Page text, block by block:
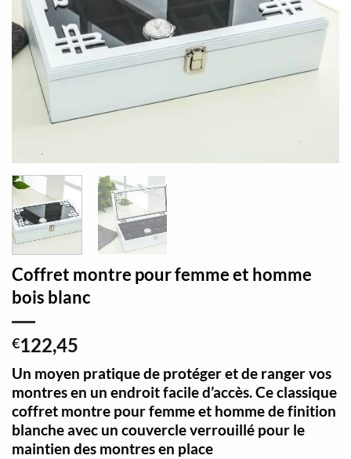
Coffret montre pour femme et homme
bois blanc
€122,45
Un moyen pratique de protéger et de ranger vos
montres en un endroit facile d’accès. Ce classique
coffret montre pour femme et homme de finition
blanche avec un couvercle verrouillé pour le
maintien des montres en place